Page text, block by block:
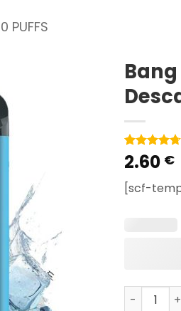
PUFFS
Classificado
com4.67
em 5 com
base em
3
2.60 €
[scf-